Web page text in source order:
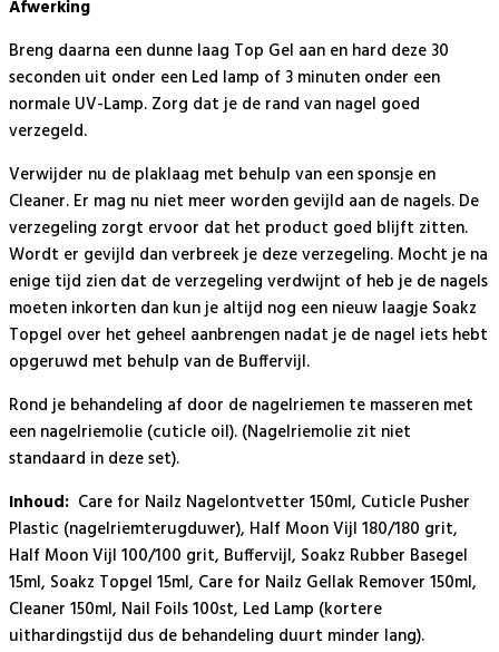
Afwerking
Breng daarna een dunne laag Top Gel aan en hard deze 30
seconden uit onder een Led lamp of 3 minuten onder een
normale UV-Lamp. Zorg dat je de rand van nagel goed
verzegeld.
Verwijder nu de plaklaag met behulp van een sponsje en
Cleaner. Er mag nu niet meer worden gevijld aan de nagels. De
verzegeling zorgt ervoor dat het product goed blijft zitten.
Wordt er gevijld dan verbreek je deze verzegeling. Mocht je na
enige tijd zien dat de verzegeling verdwijnt of heb je de nagels
moeten inkorten dan kun je altijd nog een nieuw laagje Soakz
Topgel over het geheel aanbrengen nadat je de nagel iets hebt
opgeruwd met behulp van de Buffervijl.
Rond je behandeling af door de nagelriemen te masseren met
een nagelriemolie (cuticle oil). (Nagelriemolie zit niet
standaard in deze set).
Inhoud: Care for Nailz Nagelontvetter 150ml, Cuticle Pusher
Plastic (nagelriemterugduwer), Half Moon Vijl 180/180 grit,
Half Moon Vijl 100/100 grit, Buffervijl, Soakz Rubber Basegel
15ml, Soakz Topgel 15ml, Care for Nailz Gellak Remover 150ml,
Cleaner 150ml, Nail Foils 100st, Led Lamp (kortere
uithardingstijd dus de behandeling duurt minder lang).